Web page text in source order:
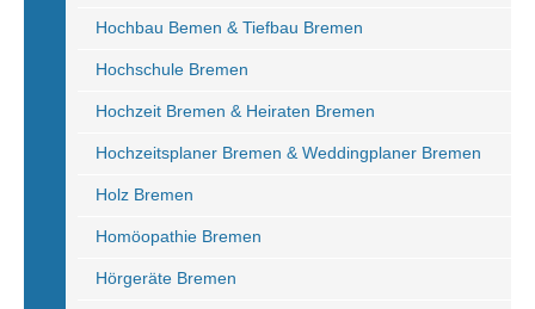
Hochbau Bemen & Tiefbau Bremen
Hochschule Bremen
Hochzeit Bremen & Heiraten Bremen
Hochzeitsplaner Bremen & Weddingplaner Bremen
Holz Bremen
Homöopathie Bremen
Hörgeräte Bremen